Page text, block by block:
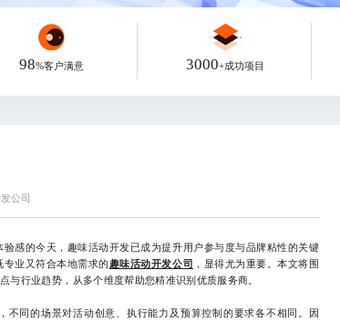
98%客户满意 3000+成功项目
公司
的今天，趣味活动开发已成为提升用户参与度与品牌粘性的关键
业又符合本地需求的趣味活动开发公司 ，显得尤为重要。本文将围
与行业趋势，从多个维度帮助您精准识别优质服务商。
同的场景对活动创意、执行能力及预算控制的要求各不相同。因